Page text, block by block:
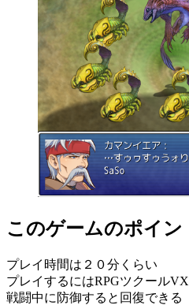
このゲームのポイン
プレイ時間は２０分くらい
プレイするにはRPGツクール
戦闘中に防御すると回復できる